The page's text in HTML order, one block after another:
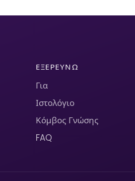
ΕΞΕΡΕΥΝΏ
Για
Ιστολόγιο
Κόμβος Γνώσης
FAQ